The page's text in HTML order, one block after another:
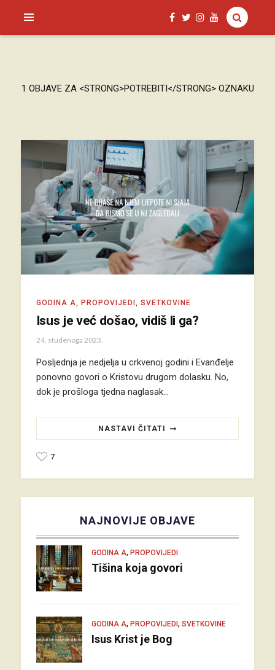
SAGUD.XYZ
1 OBJAVE ZA <STRONG>POTREBITI</STRONG> OZNAKU
GODINA A PROPOVIJEDI SVETKOVINE
Isus je već došao, vidiš li ga?
24. studenoga 2023.
Posljednja je nedjelja u crkvenoj godini i Evanđelje
ponovno govori o Kristovu drugom dolasku. No,
dok je prošloga tjedna naglasak…
NASTAVI ČITATI
7
NAJNOVIJE OBJAVE
GODINA A, PROPOVIJEDI
Tišina koja govori
GODINA A, PROPOVIJEDI, SVETKOVINE
Isus Krist je Bog